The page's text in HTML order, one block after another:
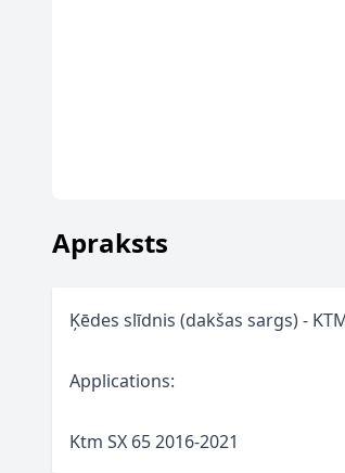
Apraksts
Ķēdes slīdnis (dakšas sargs) -
Applications:
Ktm SX 65 2016-2021